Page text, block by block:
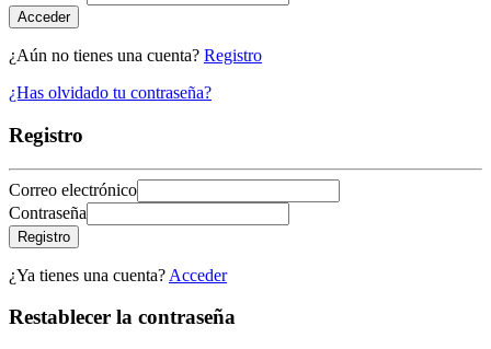
Acceder
¿Aún no tienes una cuenta? Registro
¿Has olvidado tu contraseña?
Registro
Correo electrónico
Contraseña
Registro
¿Ya tienes una cuenta? Acceder
Restablecer la contraseña